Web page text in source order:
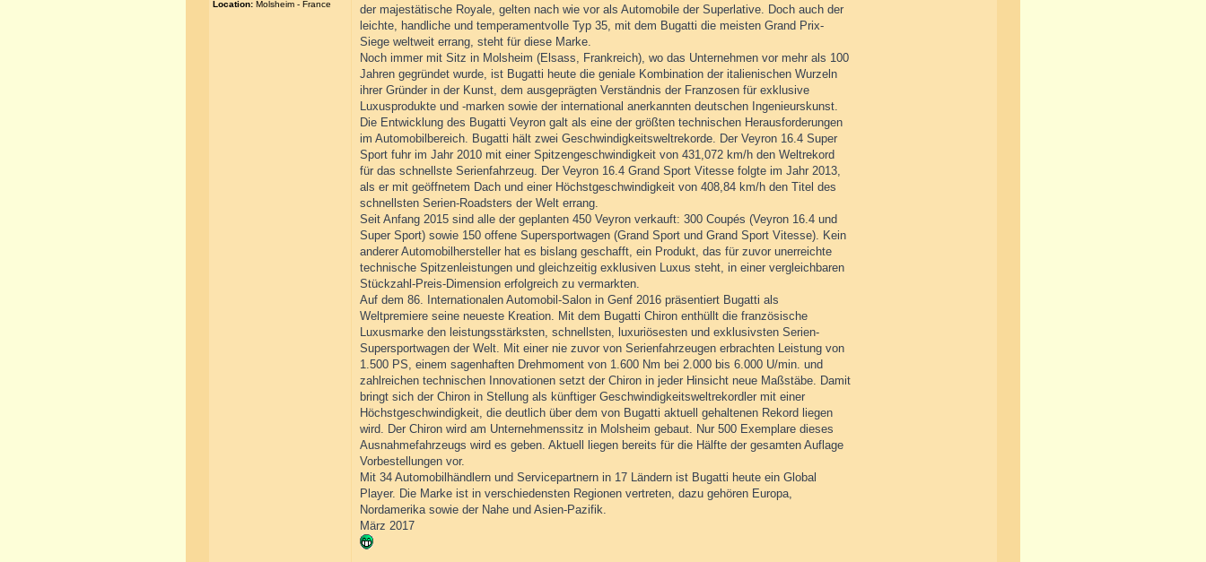
Location: Molsheim - France
der majestätische Royale, gelten nach wie vor als Automobile der Superlative. Doch auch der
leichte, handliche und temperamentvolle Typ 35, mit dem Bugatti die meisten Grand Prix-
Siege weltweit errang, steht für diese Marke.
Noch immer mit Sitz in Molsheim (Elsass, Frankreich), wo das Unternehmen vor mehr als 100
Jahren gegründet wurde, ist Bugatti heute die geniale Kombination der italienischen Wurzeln
ihrer Gründer in der Kunst, dem ausgeprägten Verständnis der Franzosen für exklusive
Luxusprodukte und -marken sowie der international anerkannten deutschen Ingenieurskunst.
Die Entwicklung des Bugatti Veyron galt als eine der größten technischen Herausforderungen
im Automobilbereich. Bugatti hält zwei Geschwindigkeitsweltrekorde. Der Veyron 16.4 Super
Sport fuhr im Jahr 2010 mit einer Spitzengeschwindigkeit von 431,072 km/h den Weltrekord
für das schnellste Serienfahrzeug. Der Veyron 16.4 Grand Sport Vitesse folgte im Jahr 2013,
als er mit geöffnetem Dach und einer Höchstgeschwindigkeit von 408,84 km/h den Titel des
schnellsten Serien-Roadsters der Welt errang.
Seit Anfang 2015 sind alle der geplanten 450 Veyron verkauft: 300 Coupés (Veyron 16.4 und
Super Sport) sowie 150 offene Supersportwagen (Grand Sport und Grand Sport Vitesse). Kein
anderer Automobilhersteller hat es bislang geschafft, ein Produkt, das für zuvor unerreichte
technische Spitzenleistungen und gleichzeitig exklusiven Luxus steht, in einer vergleichbaren
Stückzahl-Preis-Dimension erfolgreich zu vermarkten.
Auf dem 86. Internationalen Automobil-Salon in Genf 2016 präsentiert Bugatti als
Weltpremiere seine neueste Kreation. Mit dem Bugatti Chiron enthüllt die französische
Luxusmarke den leistungsstärksten, schnellsten, luxuriösesten und exklusivsten Serien-
Supersportwagen der Welt. Mit einer nie zuvor von Serienfahrzeugen erbrachten Leistung von
1.500 PS, einem sagenhaften Drehmoment von 1.600 Nm bei 2.000 bis 6.000 U/min. und
zahlreichen technischen Innovationen setzt der Chiron in jeder Hinsicht neue Maßstäbe. Damit
bringt sich der Chiron in Stellung als künftiger Geschwindigkeitsweltrekordler mit einer
Höchstgeschwindigkeit, die deutlich über dem von Bugatti aktuell gehaltenen Rekord liegen
wird. Der Chiron wird am Unternehmenssitz in Molsheim gebaut. Nur 500 Exemplare dieses
Ausnahmefahrzeugs wird es geben. Aktuell liegen bereits für die Hälfte der gesamten Auflage
Vorbestellungen vor.
Mit 34 Automobilhändlern und Servicepartnern in 17 Ländern ist Bugatti heute ein Global
Player. Die Marke ist in verschiedensten Regionen vertreten, dazu gehören Europa,
Nordamerika sowie der Nahe und Asien-Pazifik.
März 2017